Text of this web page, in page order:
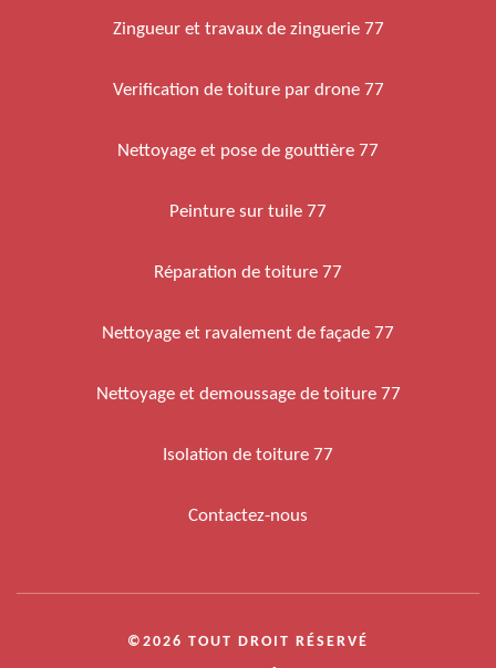
Zingueur et travaux de zinguerie 77
Verification de toiture par drone 77
Nettoyage et pose de gouttière 77
Peinture sur tuile 77
Réparation de toiture 77
Nettoyage et ravalement de façade 77
Nettoyage et demoussage de toiture 77
Isolation de toiture 77
Contactez-nous
©2026 TOUT DROIT RÉSERVÉ